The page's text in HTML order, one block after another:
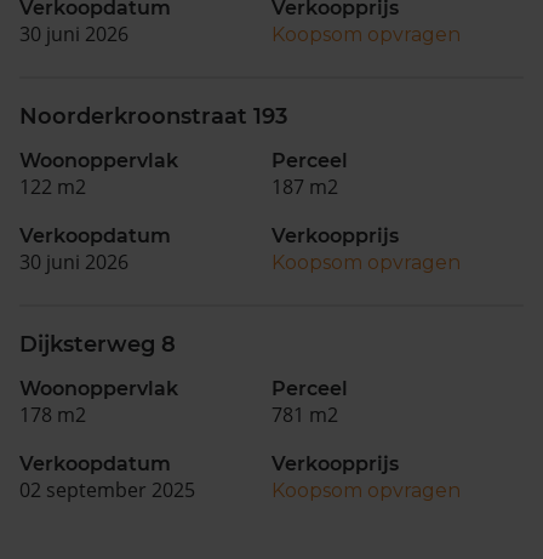
Verkoopdatum
30 juni 2026
Verkoopprijs
Koopsom opvragen
Noorderkroonstraat 193
Woonoppervlak
122 m2
Perceel
187 m2
Verkoopdatum
30 juni 2026
Verkoopprijs
Koopsom opvragen
Dijksterweg 8
Woonoppervlak
178 m2
Perceel
781 m2
Verkoopdatum
02 september 2025
Verkoopprijs
Koopsom opvragen